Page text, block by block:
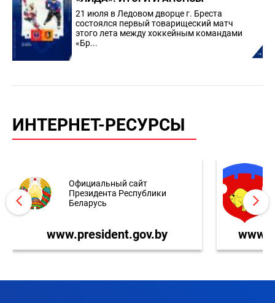
21 июля в Ледовом дворце г. Бреста
состоялся первый товарищеский матч
этого лета между хоккейным командами
«Бр...
ИНТЕРНЕТ-РЕСУРСЫ
Официальный сайт
Президента Республики
Беларусь
www.president.gov.by